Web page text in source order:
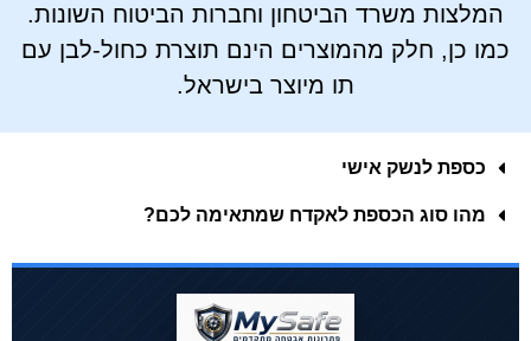
המלצות משרד הביטחון וחברות הביטוח השונות.
כמו כן, חלק מהמוצרים הינם תוצרת כחול-לבן עם
תו מיוצר בישראל.
כספת לנשק אישי
מהו סוג הכספת לאקדח שמתאימה לכם?